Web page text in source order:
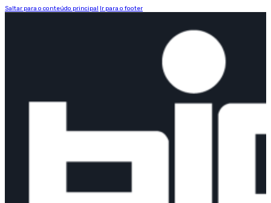
Saltar para o conteúdo principal Ir para o footer